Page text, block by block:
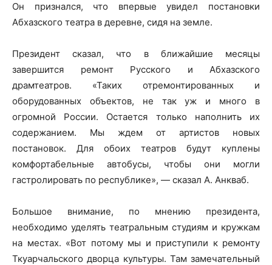
Он признался, что впервые увидел постановки
Абхазского театра в деревне, сидя на земле.
Президент сказал, что в ближайшие месяцы
завершится ремонт Русского и Абхазского
драмтеатров. «Таких отремонтированных и
оборудованных объектов, не так уж и много в
огромной России. Остается только наполнить их
содержанием. Мы ждем от артистов новых
постановок. Для обоих театров будут куплены
комфортабельные автобусы, чтобы они могли
гастролировать по республике», — сказал А. Анкваб.
Большое внимание, по мнению президента,
необходимо уделять театральным студиям и кружкам
на местах. «Вот потому мы и приступили к ремонту
Ткуарчальского дворца культуры. Там замечательный